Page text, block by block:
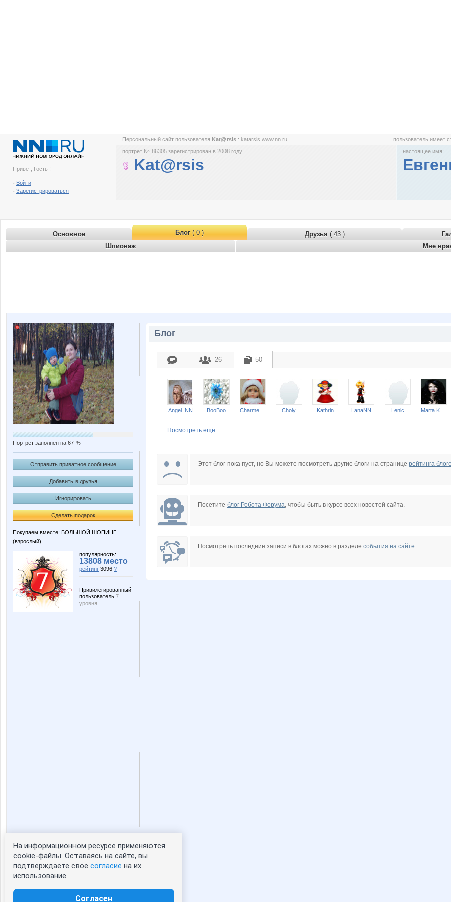
Привет, Гость !
- Войти
- Зарегистрироваться
Персональный сайт пользователя Kat@rsis : katarsis.www.nn.ru пользователь имеет
портрет № 86305 зарегистрирован в 2008 году
Kat@rsis
настоящее имя:
Основное Блог( 0 ) Друзья ( 43 )
Шпионаж
Мне
Портрет заполнен на 67 %
Отправить приватное сообщение
Добавить в друзья
Игнорировать
Сделать подарок
Покупаем вместе: БОЛЬШОЙ ШОПИНГ
(взрослый)
популярность:
13808 место
рейтинг 3096 ?
Привилегированный
пользователь 7
уровня
Статистика портрета:
сейчас просматривают портрет - 0
зарегистрированные пользователи
Блог
26 50
Angel_NN BooBoo Choly Kathrin LanaNN Lenic
rainwolf
ЛГ Нюшик О*Л*Д*О*С Роза Ивановна Стильная Туфелька Тёплый ветер Весна29.04
Посмотреть ещё
Этот блог пока пуст, но Вы можете посмотреть другие блоги на странице рейтинга
Посетите блог Робота Форума, чтобы быть в курсе всех новостей сайта.
Посмотреть последние записи в блогах можно в разделе события на сайте.
На информационном ресурсе применяются
cookie-файлы. Оставаясь на сайте, вы
подтверждаете свое согласие на их
использование.
Согласен